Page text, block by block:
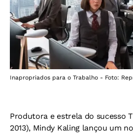
Inapropriados para o Trabalho - Foto:
Produtora e estrela do sucesso
2013), Mindy Kaling lançou um